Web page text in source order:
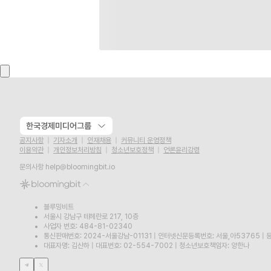
한국경제미디어그룹
공지사항 기자소개 인재채용
커뮤니티 운영정책
이용약관
개인정보처리방침 청소년보호정책
언론윤리강령
문의사항 help@bloomingbit.io
블루밍비트
서울시 강남구 테헤란로 217, 10층
사업자 번호: 484-81-02340
통신판매번호: 2024-서울강남-01131
인터넷신문등록번호: 서울,아53765
대표자명: 김산하
대표번호: 02-554-7002 청소년보호책임자: 양한나